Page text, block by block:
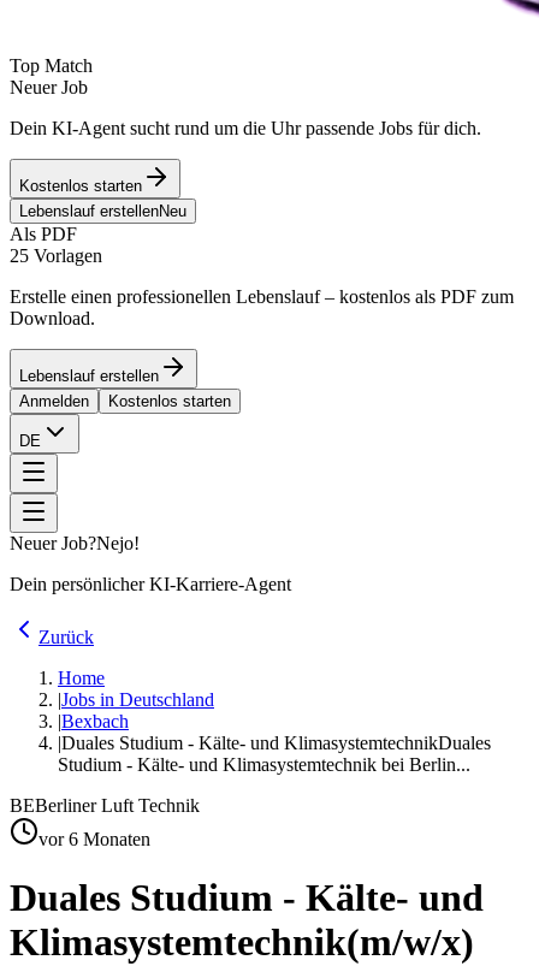
Top Match
Neuer Job
Dein KI-Agent sucht rund um die Uhr passende Jobs für dich.
Kostenlos starten
Lebenslauf erstellenNeu
Als PDF
25 Vorlagen
Erstelle einen professionellen Lebenslauf – kostenlos als PDF zum
Download.
Lebenslauf erstellen
Anmelden
Kostenlos starten
DE
Neuer Job?Nejo!
Dein persönlicher KI-Karriere-Agent
Zurück
Home
|Jobs in Deutschland
|Bexbach
|Duales Studium - Kälte- und KlimasystemtechnikDuales
Studium - Kälte- und Klimasystemtechnik bei Berlin...
BEBerliner Luft Technik
vor 6 Monaten
Duales Studium - Kälte- und
Klimasystemtechnik(m/w/x)